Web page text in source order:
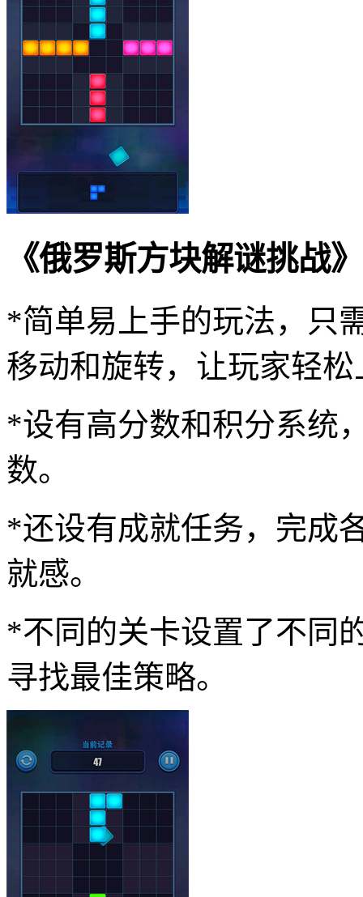
《俄罗斯方块解谜挑战
*简单易上手的玩法，只
移动和旋转，让玩家轻松
*设有高分数和积分系统
数。
*还设有成就任务，完成
就感。
*不同的关卡设置了不同
寻找最佳策略。